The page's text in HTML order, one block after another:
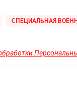
СПЕЦИАЛЬНАЯ